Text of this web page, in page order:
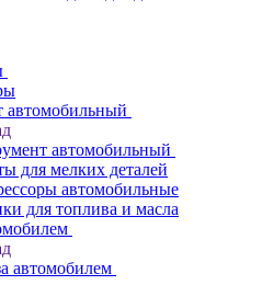
автомобильный
автомобильный
для мелких деталей
автомобильные
для топлива и масла
автомобилем